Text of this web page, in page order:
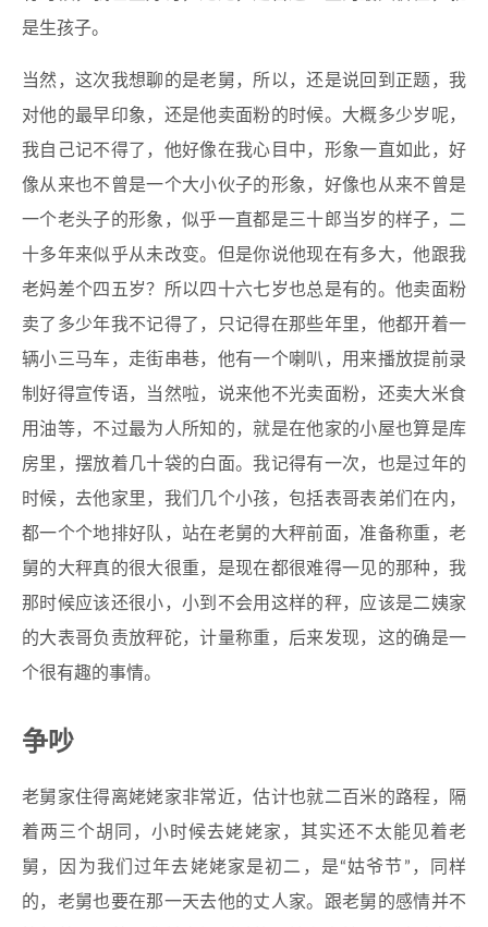
是生孩子。
当然，这次我想聊的是老舅，所以，还是说回到正题，我
对他的最早印象，还是他卖面粉的时候。大概多少岁呢，
我自己记不得了，他好像在我心目中，形象一直如此，好
像从来也不曾是一个大小伙子的形象，好像也从来不曾是
一个老头子的形象，似乎一直都是三十郎当岁的样子，二
十多年来似乎从未改变。但是你说他现在有多大，他跟我
老妈差个四五岁？所以四十六七岁也总是有的。他卖面粉
卖了多少年我不记得了，只记得在那些年里，他都开着一
辆小三马车，走街串巷，他有一个喇叭，用来播放提前录
制好得宣传语，当然啦，说来他不光卖面粉，还卖大米食
用油等，不过最为人所知的，就是在他家的小屋也算是库
房里，摆放着几十袋的白面。我记得有一次，也是过年的
时候，去他家里，我们几个小孩，包括表哥表弟们在内，
都一个个地排好队，站在老舅的大秤前面，准备称重，老
舅的大秤真的很大很重，是现在都很难得一见的那种，我
那时候应该还很小，小到不会用这样的秤，应该是二姨家
的大表哥负责放秤砣，计量称重，后来发现，这的确是一
个很有趣的事情。
争吵
老舅家住得离姥姥家非常近，估计也就二百米的路程，隔
着两三个胡同，小时候去姥姥家，其实还不太能见着老
舅，因为我们过年去姥姥家是初二，是“姑爷节”，同样
的，老舅也要在那一天去他的丈人家。跟老舅的感情并不